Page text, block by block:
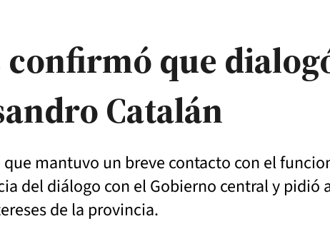
confirmó que
Catalán
mantuvo un breve contacto con el
del diálogo con el Gobierno central y
de la provincia.